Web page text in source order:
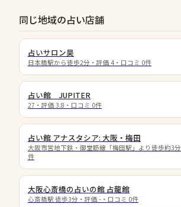
同じ地域の占い店舗
占いサロン昊
日本橋駅から徒歩2分 ・評価 4 ・口コミ 0件
占い館 JUPITER
27 ・評価 3.8 ・口コミ 0件
占い館 アナスタシア: 大阪・梅田
大阪市営地下鉄・御堂筋線「梅田駅」より徒歩約3分
件
大阪心斎橋の占いの館 占龍館
心斎橋駅 徒歩3分 ・評価 - ・口コミ 0件